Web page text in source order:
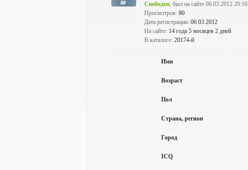
Свободен, был на сайте 06.03.2012 20:16
Просмотров: 80
Дата регистрации: 06.03.2012
На сайте: 14 года 5 месяцев 2 дней
В каталоге: 20174-й
Имя
Возраст
Пол
Страна, регион
Город
ICQ